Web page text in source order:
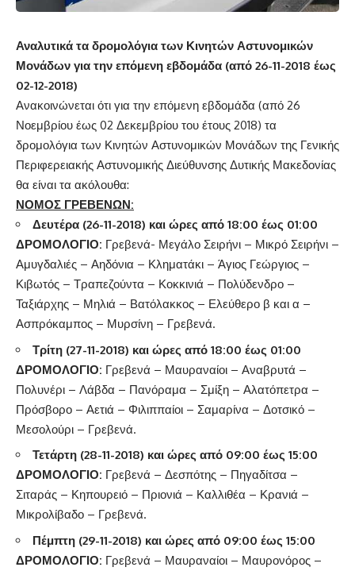
Αναλυτικά τα δρομολόγια των Κινητών Αστυνομικών
Μονάδων για την επόμενη εβδομάδα (από 26-11-2018 έως
02-12-2018)
Ανακοινώνεται ότι για την επόμενη εβδομάδα (από 26
Νοεμβρίου έως 02 Δεκεμβρίου του έτους 2018) τα
δρομολόγια των Κινητών Αστυνομικών Μονάδων της Γενικής
Περιφερειακής Αστυνομικής Διεύθυνσης Δυτικής Μακεδονίας
θα είναι τα ακόλουθα:
ΝΟΜΟΣ ΓΡΕΒΕΝΩΝ:
Δευτέρα (26-11-2018) και ώρες από 18:00 έως 01:00
ΔΡΟΜΟΛΟΓΙΟ: Γρεβενά- Μεγάλο Σειρήνι – Μικρό Σειρήνι –
Αμυγδαλιές – Αηδόνια – Κληματάκι – Άγιος Γεώργιος –
Κιβωτός – Τραπεζούντα – Κοκκινιά – Πολύδενδρο –
Ταξιάρχης – Μηλιά – Βατόλακκος – Ελεύθερο β και α –
Ασπρόκαμπος – Μυρσίνη – Γρεβενά.
Τρίτη (27-11-2018) και ώρες από 18:00 έως 01:00
ΔΡΟΜΟΛΟΓΙΟ: Γρεβενά – Μαυραναίοι – Αναβρυτά –
Πολυνέρι – Λάβδα – Πανόραμα – Σμίξη – Αλατόπετρα –
Πρόσβορο – Αετιά – Φιλιππαίοι – Σαμαρίνα – Δοτσικό –
Μεσολούρι – Γρεβενά.
Τετάρτη (28-11-2018) και ώρες από 09:00 έως 15:00
ΔΡΟΜΟΛΟΓΙΟ: Γρεβενά – Δεσπότης – Πηγαδίτσα –
Σιταράς – Κηπουρειό – Πριονιά – Καλλιθέα – Κρανιά –
Μικρολίβαδο – Γρεβενά.
Πέμπτη (29-11-2018) και ώρες από 09:00 έως 15:00
ΔΡΟΜΟΛΟΓΙΟ: Γρεβενά – Μαυραναίοι – Μαυρονόρος –